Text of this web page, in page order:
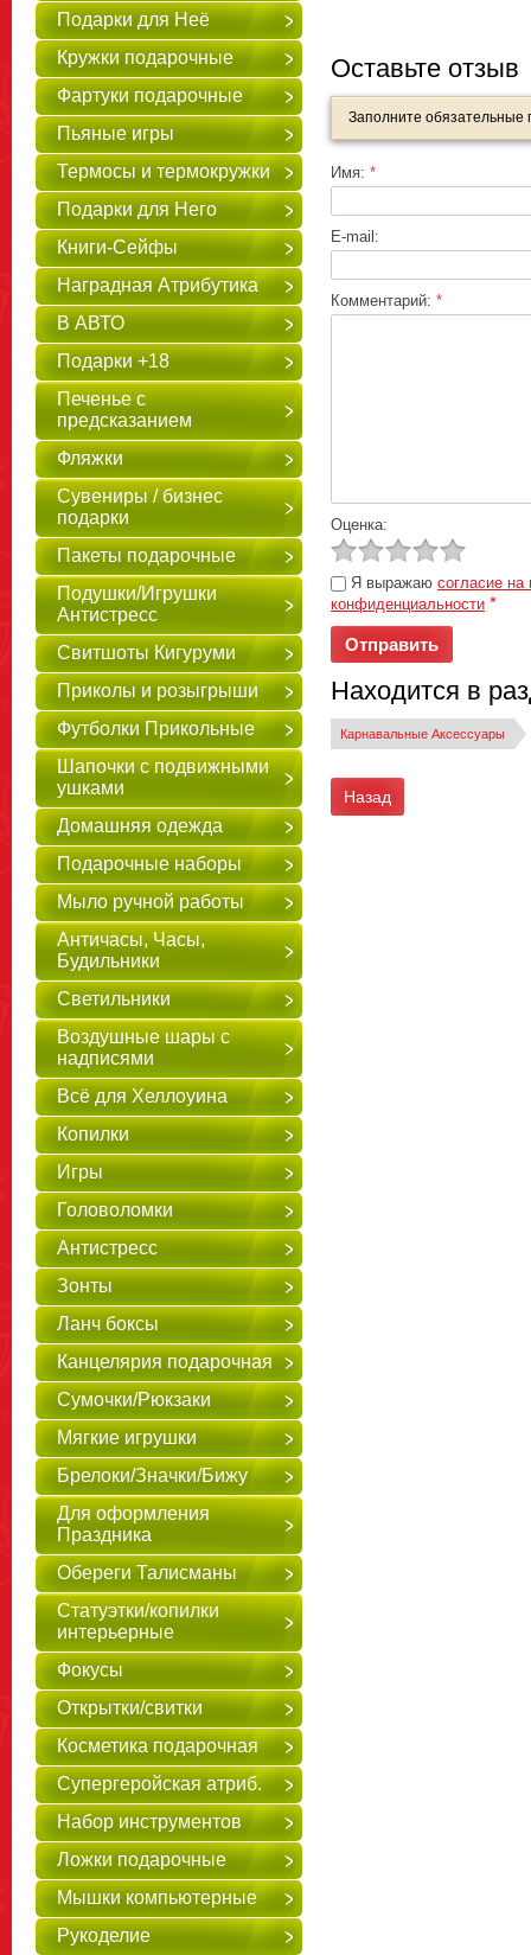
Подарки для Неё
Кружки подарочные
Фартуки подарочные
Пьяные игры
Термосы и термокружки
Подарки для Него
Книги-Сейфы
Наградная Атрибутика
В АВТО
Подарки +18
Печенье с
предсказанием
Фляжки
Сувениры / бизнес
подарки
Пакеты подарочные
Подушки/Игрушки
Антистресс
Свитшоты Кигуруми
Приколы и розыгрыши
Футболки Прикольные
Шапочки с подвижными
ушками
Домашняя одежда
Подарочные наборы
Мыло ручной работы
Античасы, Часы,
Будильники
Светильники
Воздушные шары с
надписями
Всё для Хеллоуина
Копилки
Игры
Головоломки
Антистресс
Зонты
Ланч боксы
Канцелярия подарочная
Сумочки/Рюкзаки
Мягкие игрушки
Брелоки/Значки/Бижу
Для оформления
Праздника
Обереги Талисманы
Статуэтки/копилки
интерьерные
Фокусы
Открытки/свитки
Косметика подарочная
Супергеройская атриб.
Набор инструментов
Ложки подарочные
Мышки компьютерные
Рукоделие
Оставьте отзыв
Заполните обязательные
Имя: *
E-mail:
Комментарий: *
Оценка:
Я выражаю согласие на
конфиденциальности *
Находится в
Карнавальные Аксессуары
Назад